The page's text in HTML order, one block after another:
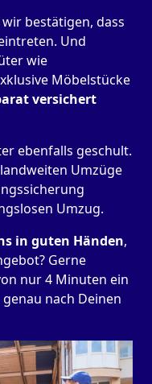
bestätigen, dass
Und
wie
Möbelstücke
versichert
ebenfalls geschult.
Umzüge
Umzug.
in guten Händen,
Gerne
nur 4 Minuten ein
nach Deinen